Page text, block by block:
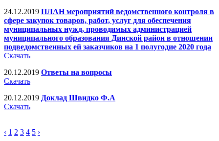
24.12.2019 ПЛАН мероприятий ведомственного контроля в
сфере закупок товаров, работ, услуг для обеспечения
муниципальных нужд, проводимых администрацией
муниципального образования Динской район в отношении
подведомственных ей заказчиков на 1 полугодие 2020 года
Скачать
20.12.2019 Ответы на вопросы
Скачать
20.12.2019 Доклад Швидко Ф.А
Скачать
‹ 1 2 3 4 5 ›